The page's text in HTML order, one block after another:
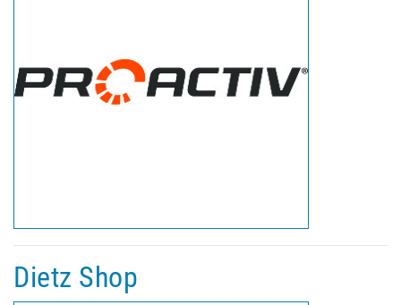
Dietz Shop